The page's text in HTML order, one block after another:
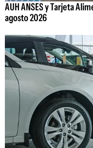
AUH ANSES y Tarjeta
agosto 2026